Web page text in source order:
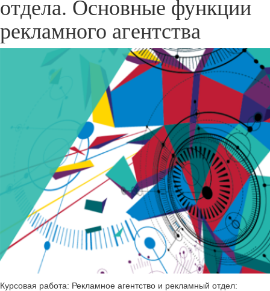
отдела. Основные функции
рекламного агентства
Курсовая работа: Рекламное агентство и рекламный отдел: